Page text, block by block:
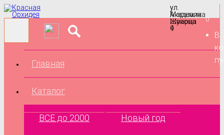
ул.
Маршала
Жукова
9
ул.
Академика
Шварца
4
0
В
Главная
Каталог
ВСЕ до 2000 Новый год